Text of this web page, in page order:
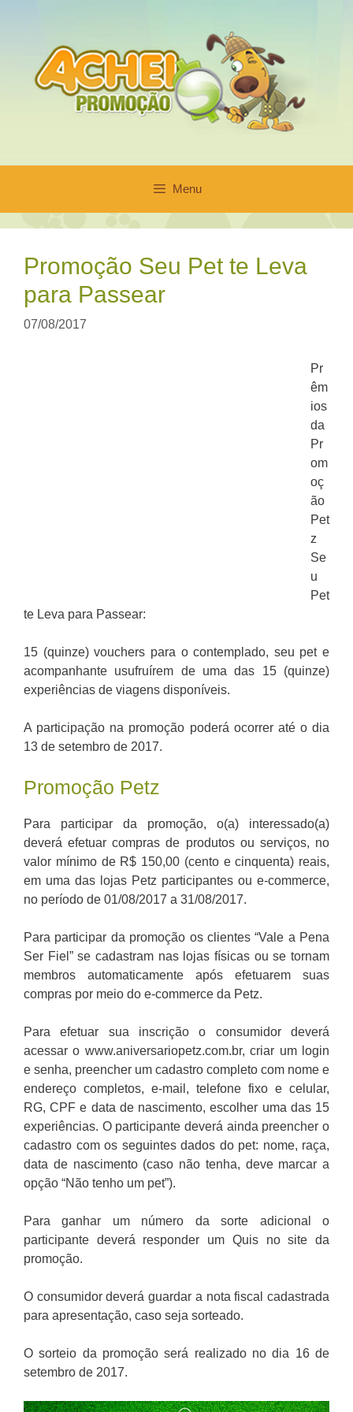
conteúdo
Menu
Promoção Seu Pet te Leva
para Passear
07/08/2017
Pr
êm
ios
da
Pr
om
oç
ão
Pet
z
Se
u
Pet
te Leva para Passear:
15 (quinze) vouchers para o contemplado, seu pet e
acompanhante usufruírem de uma das 15 (quinze)
experiências de viagens disponíveis.
A participação na promoção poderá ocorrer até o dia
13 de setembro de 2017.
Promoção Petz
Para participar da promoção, o(a) interessado(a)
deverá efetuar compras de produtos ou serviços, no
valor mínimo de R$ 150,00 (cento e cinquenta) reais,
em uma das lojas Petz participantes ou e-commerce,
no período de 01/08/2017 a 31/08/2017.
Para participar da promoção os clientes “Vale a Pena
Ser Fiel” se cadastram nas lojas físicas ou se tornam
membros automaticamente após efetuarem suas
compras por meio do e-commerce da Petz.
Para efetuar sua inscrição o consumidor deverá
acessar o www.aniversariopetz.com.br, criar um login
e senha, preencher um cadastro completo com nome e
endereço completos, e-mail, telefone fixo e celular,
RG, CPF e data de nascimento, escolher uma das 15
experiências. O participante deverá ainda preencher o
cadastro com os seguintes dados do pet: nome, raça,
data de nascimento (caso não tenha, deve marcar a
opção “Não tenho um pet”).
Para ganhar um número da sorte adicional o
participante deverá responder um Quis no site da
promoção.
O consumidor deverá guardar a nota fiscal cadastrada
para apresentação, caso seja sorteado.
O sorteio da promoção será realizado no dia 16 de
setembro de 2017.